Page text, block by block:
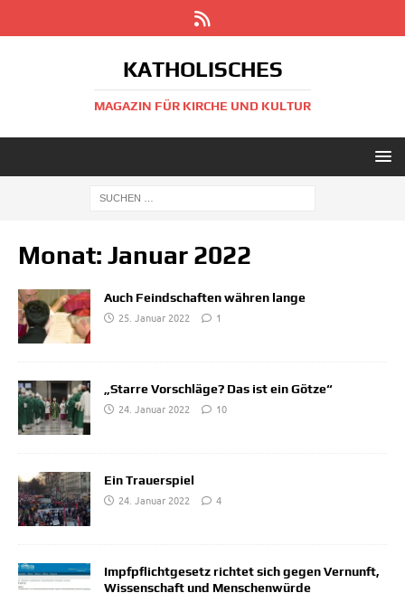
KATHOLISCHES
MAGAZIN FÜR KIRCHE UND KULTUR
Monat: Januar 2022
Auch Feindschaften währen lange
25. Januar 2022
1
„Starre Vorschläge? Das ist ein Götze“
24. Januar 2022
10
Ein Trauerspiel
24. Januar 2022
4
Impfpflichtgesetz richtet sich gegen Vernunft,
Wissenschaft und Menschenwürde